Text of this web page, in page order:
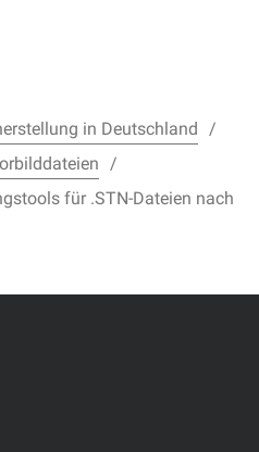
in Deutschland
für .STN-Dateien nach